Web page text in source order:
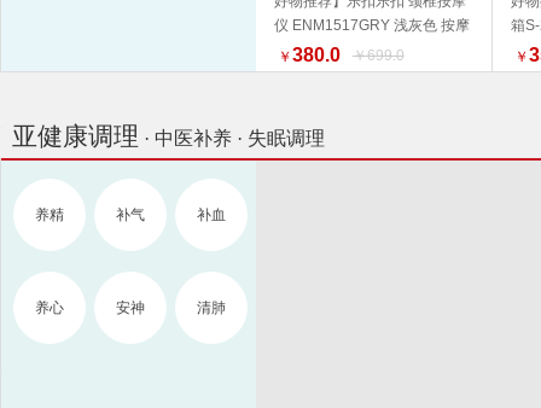
仪 ENM1517GRY 浅灰色 按摩
器 品质生活 健康生活家居
￥ 380.0 ￥699.0
箱
外
￥
亚健康调理 · 中医补养 · 失眠调理
养精 补气 补血
养心 安神 清肺